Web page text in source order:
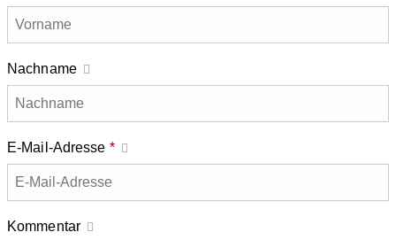
Nachname
E-Mail-Adresse *
Kommentar